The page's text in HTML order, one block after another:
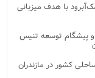
با هدف میزبانی
و پیشگام توسعه تنیس